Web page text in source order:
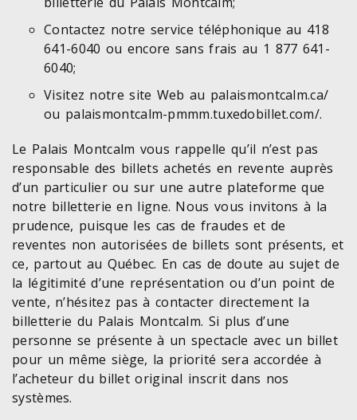
Contactez notre service téléphonique au 418
641-6040 ou encore sans frais au 1 877 641-
6040;
Visitez notre site Web au palaismontcalm.ca/
ou palaismontcalm-pmmm.tuxedobillet.com/.
Le Palais Montcalm vous rappelle qu’il n’est pas
responsable des billets achetés en revente auprès
d’un particulier ou sur une autre plateforme que
notre billetterie en ligne. Nous vous invitons à la
prudence, puisque les cas de fraudes et de
reventes non autorisées de billets sont présents, et
ce, partout au Québec. En cas de doute au sujet de
la légitimité d’une représentation ou d’un point de
vente, n’hésitez pas à contacter directement la
billetterie du Palais Montcalm. Si plus d’une
personne se présente à un spectacle avec un billet
pour un même siège, la priorité sera accordée à
l’acheteur du billet original inscrit dans nos
systèmes.